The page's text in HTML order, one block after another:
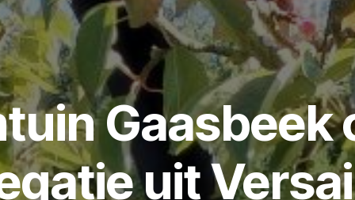
Gaasbeek
uit